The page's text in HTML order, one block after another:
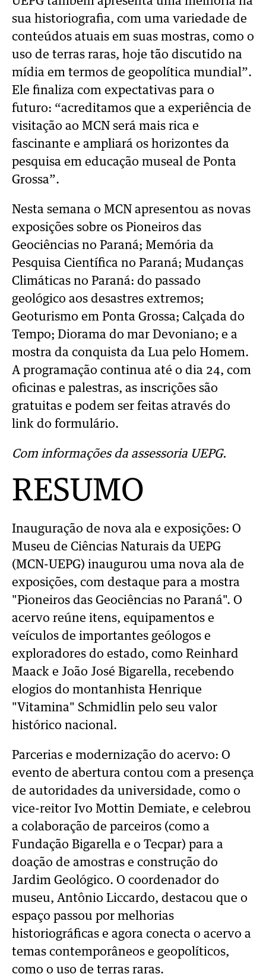
sua historiografia, com uma variedade de
conteúdos atuais em suas mostras, como o
uso de terras raras, hoje tão discutido na
mídia em termos de geopolítica mundial”.
Ele finaliza com expectativas para o
futuro: “acreditamos que a experiência de
visitação ao MCN será mais rica e
fascinante e ampliará os horizontes da
pesquisa em educação museal de Ponta
Grossa”.
Nesta semana o MCN apresentou as novas
exposições sobre os Pioneiros das
Geociências no Paraná; Memória da
Pesquisa Científica no Paraná; Mudanças
Climáticas no Paraná: do passado
geológico aos desastres extremos;
Geoturismo em Ponta Grossa; Calçada do
Tempo; Diorama do mar Devoniano; e a
mostra da conquista da Lua pelo Homem.
A programação continua até o dia 24, com
oficinas e palestras, as inscrições são
gratuitas e podem ser feitas através do
link do formulário.
Com informações da assessoria UEPG.
RESUMO
Inauguração de nova ala e exposições: O
Museu de Ciências Naturais da UEPG
(MCN-UEPG) inaugurou uma nova ala de
exposições, com destaque para a mostra
"Pioneiros das Geociências no Paraná". O
acervo reúne itens, equipamentos e
veículos de importantes geólogos e
exploradores do estado, como Reinhard
Maack e João José Bigarella, recebendo
elogios do montanhista Henrique
"Vitamina" Schmidlin pelo seu valor
histórico nacional.
Parcerias e modernização do acervo: O
evento de abertura contou com a presença
de autoridades da universidade, como o
vice-reitor Ivo Mottin Demiate, e celebrou
a colaboração de parceiros (como a
Fundação Bigarella e o Tecpar) para a
doação de amostras e construção do
Jardim Geológico. O coordenador do
museu, Antônio Liccardo, destacou que o
espaço passou por melhorias
historiográficas e agora conecta o acervo a
temas contemporâneos e geopolíticos,
como o uso de terras raras.